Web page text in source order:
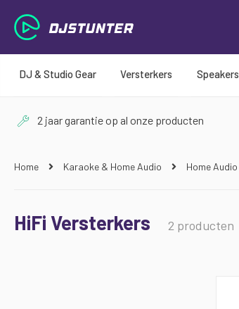
DJ & Studio Gear Versterkers Speakers
2 jaar garantie op al onze producten
Home Karaoke & Home Audio Home Audio
HiFi Versterkers 2 producten